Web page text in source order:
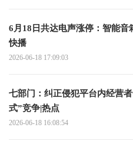
6月18日共达电声涨停：智能
快播
2026-06-18 17:09:03
七部门：纠正侵犯平台内经营
式”竞争|热点
2026-06-18 16:08:54